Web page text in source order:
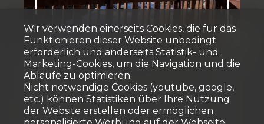
Vermietet
Studio
Crans-Montana
Wir verwenden einerseits Cookies, die für das
Funktionieren dieser Website unbedingt
erforderlich und anderseits Statistik- und
Marketing-Cookies, um die Navigation und die
Abläufe zu optimieren.
Nicht notwendige Cookies (youtube, google,
etc.) können Statistiken über Ihre Nutzung
der Website erstellen oder ermöglichen